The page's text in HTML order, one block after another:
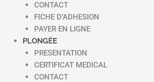
CONTACT
FICHE D’ADHESION
PAYER EN LIGNE
PLONGÉE
PRESENTATION
CERTIFICAT MEDICAL
CONTACT